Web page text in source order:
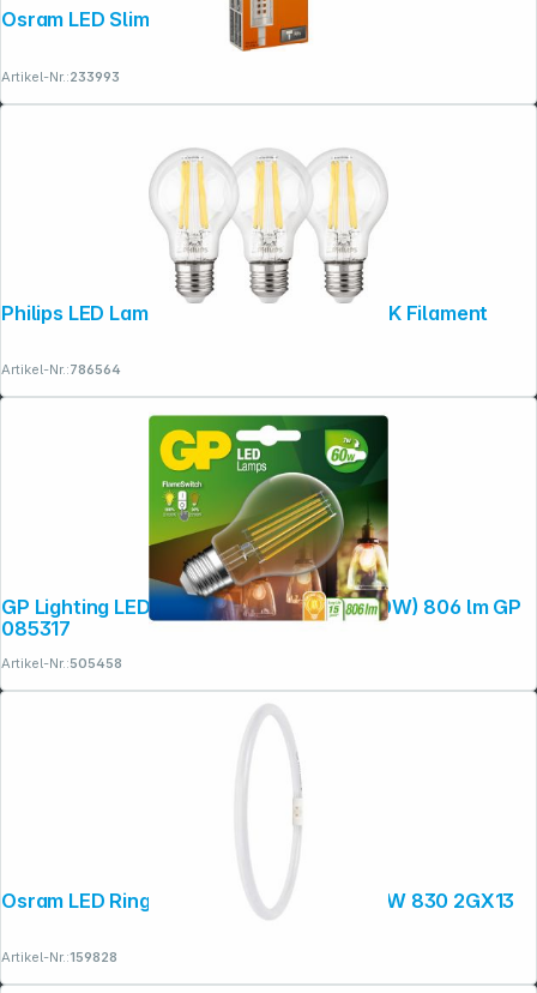
Osram LED Slim Line R7s 12W 1521 lm
Artikel-Nr.:233993
Philips LED Lampe E27 3er Set 75W 2700K Filament
Artikel-Nr.:786564
GP Lighting LED FlameSwitch E27 7W (60W) 806 lm GP
085317
Artikel-Nr.:505458
Osram LED Ringlampe T5 FC40/55 P 21,5W 830 2GX13
Artikel-Nr.:159828
Folgen Sie uns auf